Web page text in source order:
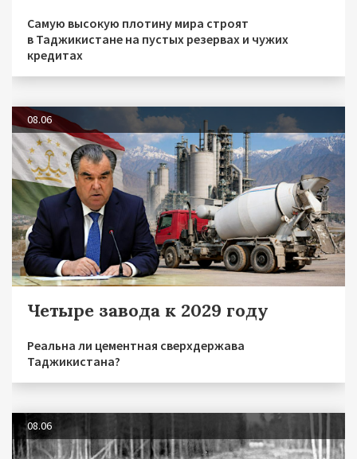
Самую высокую плотину мира строят
в Таджикистане на пустых резервах и чужих
кредитах
08.06
Четыре завода к 2029 году
Реальна ли цементная сверхдержава
Таджикистана?
08.06